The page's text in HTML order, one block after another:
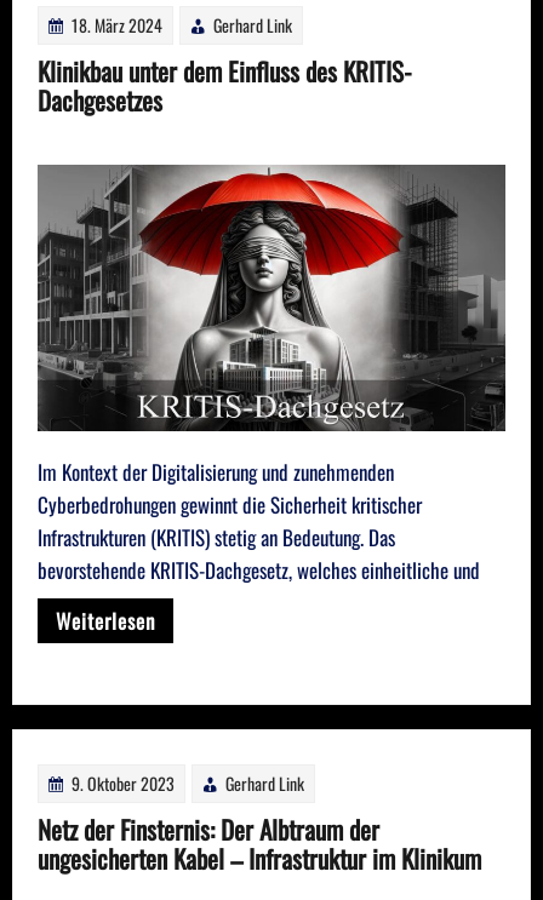
18. März 2024 Gerhard Link
Klinikbau unter dem Einfluss des KRITIS-
Dachgesetzes
Im Kontext der Digitalisierung und zunehmenden
Cyberbedrohungen gewinnt die Sicherheit kritischer
Infrastrukturen (KRITIS) stetig an Bedeutung. Das
bevorstehende KRITIS-Dachgesetz, welches einheitliche und
Weiterlesen
9. Oktober 2023 Gerhard Link
Netz der Finsternis: Der Albtraum der
ungesicherten Kabel – Infrastruktur im Klinikum